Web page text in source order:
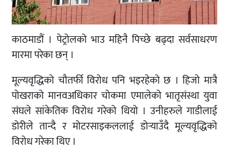
काठमाडौं । पेट्रोलको भाउ महिनै पिच्छे बढ्दा सर्वसाधरण
मारमा परेका छन् ।
मूल्यवृद्धिको चौतर्फी विरोध पनि भइरहेको छ । हिजो मात्रै
पोखराको मानवअधिकार चोकमा एमालेको भातृसंस्था युवा
संघले सांकेतिक विरोध गरेको थियो । उनीहरुले गाडीलाई
डोरीले तान्दै र मोटरसाइकललाई डोर्‍याउँदै मूल्यवृद्धिको
विरोध गरेका थिए ।